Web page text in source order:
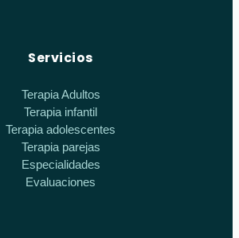
Servicios
Terapia Adultos
Terapia infantil
Terapia adolescentes
Terapia parejas
Especialidades
Evaluaciones